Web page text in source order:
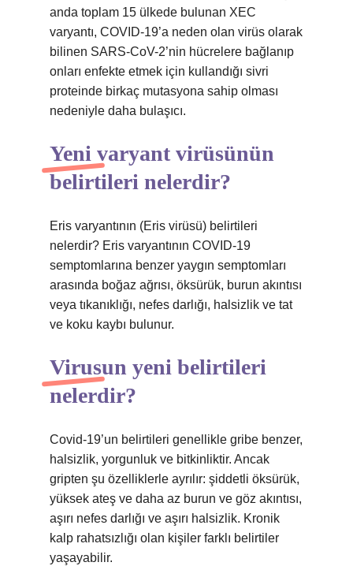
anda toplam 15 ülkede bulunan XEC
varyantı, COVID-19’a neden olan virüs olarak
bilinen SARS-CoV-2’nin hücrelere bağlanıp
onları enfekte etmek için kullandığı sivri
proteinde birkaç mutasyona sahip olması
nedeniyle daha bulaşıcı.
Yeni varyant virüsünün
belirtileri nelerdir?
Eris varyantının (Eris virüsü) belirtileri
nelerdir? Eris varyantının COVID-19
semptomlarına benzer yaygın semptomları
arasında boğaz ağrısı, öksürük, burun akıntısı
veya tıkanıklığı, nefes darlığı, halsizlik ve tat
ve koku kaybı bulunur.
Virusun yeni belirtileri
nelerdir?
Covid-19’un belirtileri genellikle gribe benzer,
halsizlik, yorgunluk ve bitkinliktir. Ancak
gripten şu özelliklerle ayrılır: şiddetli öksürük,
yüksek ateş ve daha az burun ve göz akıntısı,
aşırı nefes darlığı ve aşırı halsizlik. Kronik
kalp rahatsızlığı olan kişiler farklı belirtiler
yaşayabilir.